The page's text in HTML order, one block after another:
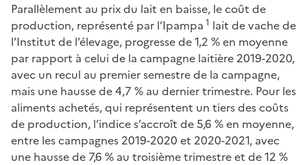
Parallèlement au prix du lait en baisse, le coût de
production, représenté par l’Ipampa 1 lait de vache de
l’Institut de l’élevage, progresse de 1,2 % en moyenne
par rapport à celui de la campagne laitière 2019-2020,
avec un recul au premier semestre de la campagne,
mais une hausse de 4,7 % au dernier trimestre. Pour les
aliments achetés, qui représentent un tiers des coûts
de production, l’indice s’accroît de 5,6 % en moyenne,
entre les campagnes 2019-2020 et 2020-2021, avec
une hausse de 7,6 % au troisième trimestre et de 12 %